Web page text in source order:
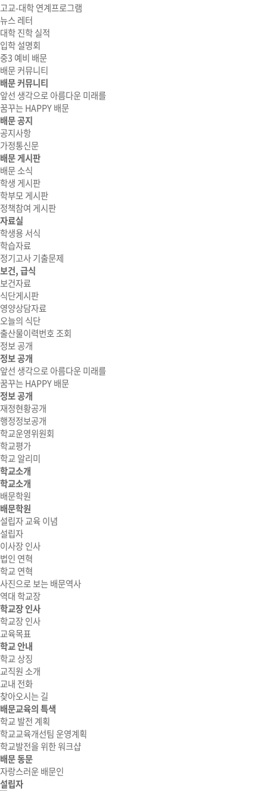
고교-대학 연계프로그램
뉴스 레터
대학 진학 실적
입학 설명회
중3 예비 배문
배문 커뮤니티
배문 커뮤니티
앞선 생각으로 아름다운 미래를
꿈꾸는 HAPPY 배문
배문 공지
공지사항
가정통신문
배문 게시판
배문 소식
학생 게시판
학부모 게시판
정책참여 게시판
자료실
학생용 서식
학습자료
정기고사 기출문제
보건, 급식
보건자료
식단게시판
영양상담자료
오늘의 식단
출산물이력번호 조회
정보 공개
정보 공개
앞선 생각으로 아름다운 미래를
꿈꾸는 HAPPY 배문
정보 공개
재정현황공개
행정정보공개
학교운영위원회
학교평가
학교 알리미
학교소개
학교소개
배문학원
배문학원
설립자 교육 이념
설립자
이사장 인사
법인 연혁
학교 연혁
사진으로 보는 배문역사
역대 학교장
학교장 인사
학교장 인사
교육목표
학교 안내
학교 상징
교직원 소개
교내 전화
찾아오시는 길
배문교육의 특색
학교 발전 계획
학교교육개선팀 운영계획
학교발전을 위한 워크샵
배문 동문
자랑스러운 배문인
설립자